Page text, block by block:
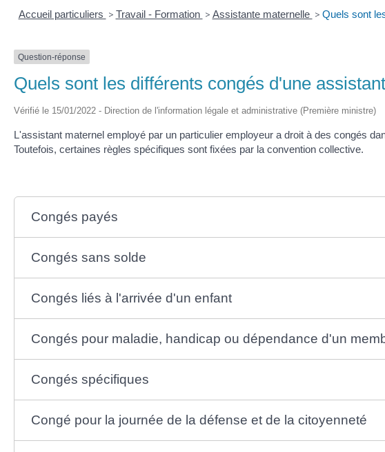
Accueil particuliers > Travail - Formation > Assistante maternelle > Quels sont
Question-réponse
Quels sont les différents congés d'une
Vérifié le 15/01/2022 - Direction de l'information légale et administrative (Première ministre)
L'assistant maternel employé par un particulier employeur a droit à des congés
Toutefois, certaines règles spécifiques sont fixées par la convention collective.
Congés payés
Congés sans solde
Congés liés à l'arrivée d'un enfant
Congés pour maladie, handicap ou dépendance d'un
Congés spécifiques
Congé pour la journée de la défense et de la citoyenneté